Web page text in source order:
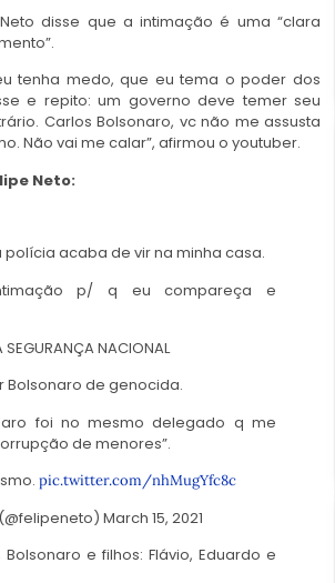
disse que a intimação é uma “clara
tenha medo, que eu tema o poder dos
e repito: um governo deve temer seu
Carlos Bolsonaro, vc não me assusta
Não vai me calar”, afirmou o youtuber.
Neto:
polícia acaba de vir na minha casa.
p/ q eu compareça e
SEGURANÇA NACIONAL
Bolsonaro de genocida.
foi no mesmo delegado q me
de menores”.
pic.twitter.com/nhMugYfc8c
March 15, 2021